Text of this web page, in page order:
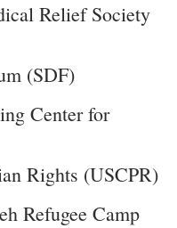
Relief Society
(SDF)
Center for
Rights (USCPR)
Refugee Camp